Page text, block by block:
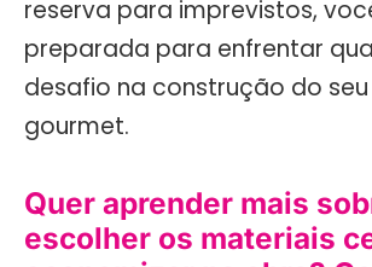
reserva para imprevistos,
preparada para enfrentar
desafio na construção do
gourmet.
Quer aprender mais
escolher os materiais